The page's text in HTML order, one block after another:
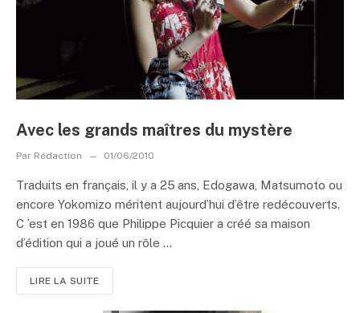
Avec les grands maîtres du mystère
Par Rédaction 01/06/2010
Traduits en français, il y a 25 ans, Edogawa, Matsumoto ou
encore Yokomizo méritent aujourd’hui d’être redécouverts.
C ’est en 1986 que Philippe Picquier a créé sa maison
d’édition qui a joué un rôle ...
LIRE LA SUITE